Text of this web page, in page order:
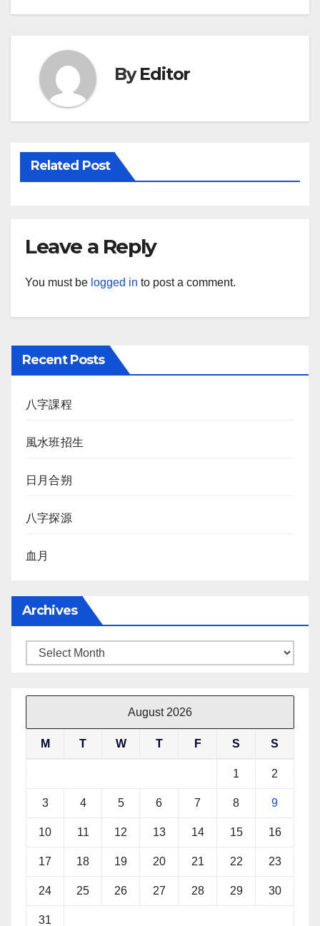
navigation
ByEditor
Related Post
Leave a Reply
You must be logged in to post a comment.
Recent Posts
八字課程
風水班招生
日月合朔
八字探源
血月
Archives
Archives
August 2026
M T W T F S S
1 2
3 4 5 6 7 8 9
10 11 12 13 14 15 16
17 18 19 20 21 22 23
24 25 26 27 28 29 30
31